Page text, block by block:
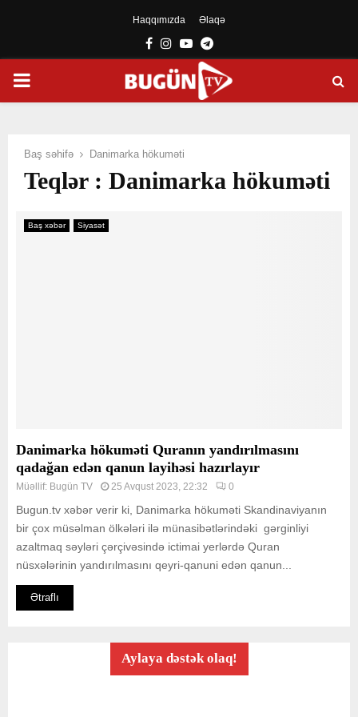
Haqqımızda Əlaqə
Facebook
Instagram
YoutubeTelegram
PRIMARY
Baş səhifə Danimarka hökuməti
Teqlər : Danimarka hökuməti
Baş xəbər Siyasət
Danimarka hökuməti Quranın yandırılmasını
qadağan edən qanun layihəsi hazırlayır
Müəllif: Bugün TV 25 Avqust 2023, 22:32 0
Bugun.tv xəbər verir ki, Danimarka hökuməti Skandinaviyanın
bir çox müsəlman ölkələri ilə münasibətlərindəki gərginliyi
azaltmaq səyləri çərçivəsində ictimai yerlərdə Quran
nüsxələrinin yandırılmasını qeyri-qanuni edən qanun...
Ətraflı
Aylaya dəstək olaq!